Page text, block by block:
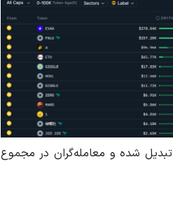
توکن “4” در ۲۴ ساعت گذشته به سومین رمزارز پرخرید در شبکه BNB Chain تبدیل شده و معامله‌گران در مجموع